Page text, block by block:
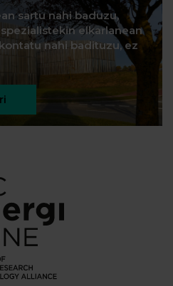
sartu nahi baduzu,
elkarlanean
nahi badituzu, ez